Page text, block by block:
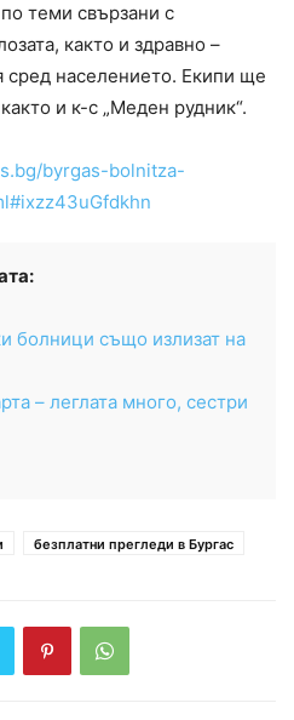
теми свързани с
както и здравно –
населението. Екипи ще
и к-с „Меден рудник“.
byrgas-bolnitza-
болници също излизат на
– леглата много, сестри
безплатни прегледи в Бургас